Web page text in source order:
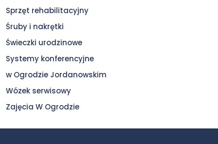
Sprzęt rehabilitacyjny
Śruby i nakrętki
Świeczki urodzinowe
Systemy konferencyjne
w Ogrodzie Jordanowskim
Wózek serwisowy
Zajęcia W Ogrodzie